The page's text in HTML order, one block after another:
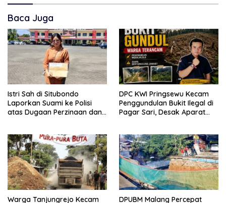
Baca Juga
Istri Sah di Situbondo
Laporkan Suami ke Polisi
atas Dugaan Perzinaan dan
DPC KWI Pringsewu Kecam
Penggundulan Bukit Ilegal di
Pagar Sari, Desak Aparat
Warga Tanjungrejo Kecam DPUBM Malang Percepat